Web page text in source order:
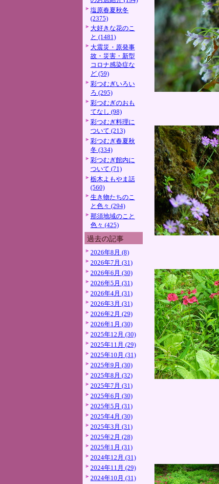
塩原春夏秋冬
(2375)
大好きな花のこ
と (1481)
大震災・原発事
故・災害・新型
コロナ感染症な
ど (59)
彩つむぎいろい
ろ (295)
彩つむぎのおも
てなし (98)
彩つむぎ料理に
ついて (213)
彩つむぎ春夏秋
冬 (334)
彩つむぎ館内に
ついて (71)
栃木よもやま話
(560)
生き物たちのこ
と色々 (294)
那須地域のこと
色々 (425)
過去の記事
2026年8月 (8)
2026年7月 (31)
2026年6月 (30)
2026年5月 (31)
2026年4月 (31)
2026年3月 (31)
2026年2月 (29)
2026年1月 (30)
2025年12月 (30)
2025年11月 (29)
2025年10月 (31)
2025年9月 (30)
2025年8月 (32)
2025年7月 (31)
2025年6月 (30)
2025年5月 (31)
2025年4月 (30)
2025年3月 (31)
2025年2月 (28)
2025年1月 (31)
2024年12月 (31)
2024年11月 (29)
2024年10月 (31)